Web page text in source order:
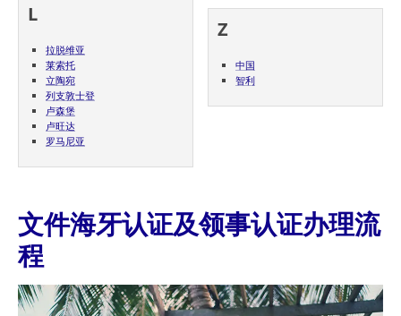
L
拉脱维亚
莱索托
立陶宛
列支敦士登
卢森堡
卢旺达
罗马尼亚
Z
中国
智利
文件海牙认证及领事认证办理流
程